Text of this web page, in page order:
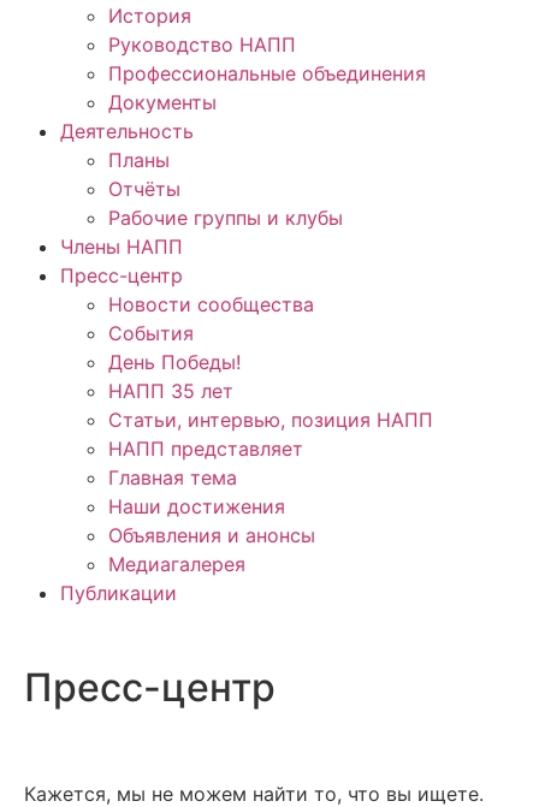
История
Руководство НАПП
Профессиональные объединения
Документы
Деятельность
Планы
Отчёты
Рабочие группы и клубы
Члены НАПП
Пресс-центр
Новости сообщества
События
День Победы!
НАПП 35 лет
Статьи, интервью, позиция НАПП
НАПП представляет
Главная тема
Наши достижения
Объявления и анонсы
Медиагалерея
Публикации
Пресс-центр
Кажется, мы не можем найти то, что вы ищете.